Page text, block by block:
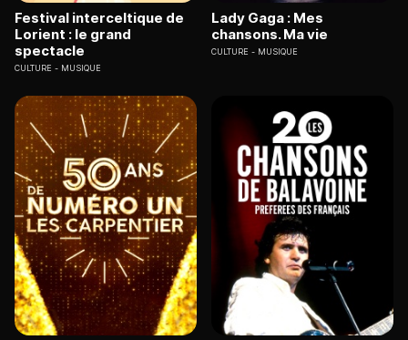
Festival interceltique de
Lorient : le grand
spectacle
CULTURE MUSIQUE
Lady Gaga : Mes
chansons. Ma vie
CULTURE MUSIQUE